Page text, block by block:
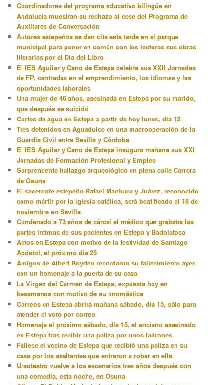
Coordinadores del programa educativo bilingüe en
Andalucía muestran su rechazo al cese del Programa de
Auxiliares de Conversación
Autores estepeños se dan cita esta tarde en el parque
municipal para poner en común con los lectores sus obras
literarias por el Día del Libro
El IES Aguilar y Cano de Estepa celebra sus XXII Jornadas
de FP, centradas en el emprendimiento, los idiomas y las
oportunidades laborales
Una mujer de 46 años, asesinada en Estepa por su marido,
que después se suicidó
Cortes de agua en Estepa a partir de hoy lunes, día 12
Tres detenidos en Aguadulce en una macrooperación de la
Guardia Civil entre Sevilla y Córdoba
El IES Aguilar y Cano de Estepa inaugura mañana sus XXI
Jornadas de Formación Profesional y Empleo
Sorprendente hallazgo arqueológico en plena calle Carrera
de Osuna
El sacerdote estepeño Rafael Machuca y Juárez, reconocido
como mártir por la iglesia católica, será beatificado el 18 de
noviembre en Sevilla
Condenado a 73 años de cárcel el médico que grababa las
partes íntimas de sus pacientes en Estepa y Badolatosa
Actos en Estepa con motivo de la festividad de Santiago
Apóstol, el próximo día 25
Amigos de Albert Boyden recordaron su fallecimiento ayer,
con un homenaje a la puerta de su casa
La Virgen del Carmen de Estepa, expuesta hoy en
besamanos con motivo de su onomástica
Correos en Estepa abrirá mañana sábado, día 15, sólo para
atender el voto por correo
Homenaje el próximo sábado, día 15, al anciano asesinado
en Estepa tras recibir una paliza por unos ladrones
Fallece el vecino de Estepa que recibió una paliza en su
casa por los asaltantes que entraron a robar en ella
Ursoteatro vuelve a los escenarios tres años después con
una comedia, esta noche, en Osuna